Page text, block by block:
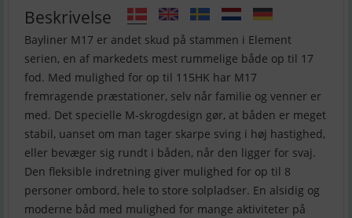
Beskrivelse
Bayliner M17 er andet skud på stammen i Element
serien, en af markedets mest rummelige både op til 17
fod. Med mulighed for op til 115HK har M17
fremragende præstationer, selv når familie og venner er
med. Det specielle M-skrogdesign gør, at båden er meget
stabil, uanset om man tager skarpe sving i høj hastighed,
eller bevæger sig rundt i båden, når den ligger for svaj.
Den fleksible indretning giver mulighed for op til 8
personer ombord, hele to store solpladser. En alsidig og
moderne båd med mulighed for mange aktiviteter på